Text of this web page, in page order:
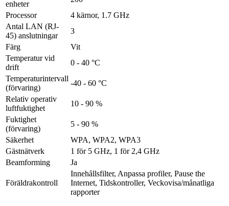
enheter
Processor
4 kärnor, 1.7 GHz
Antal LAN (RJ-
45) anslutningar
3
Färg
Vit
Temperatur vid
drift
0 - 40 °C
Temperaturintervall
(förvaring)
-40 - 60 °C
Relativ operativ
luftfuktighet
10 - 90 %
Fuktighet
(förvaring)
5 - 90 %
Säkerhet
WPA, WPA2, WPA3
Gästnätverk
1 för 5 GHz, 1 för 2,4 GHz
Beamforming
Ja
Föräldrakontroll
Innehållsfilter, Anpassa profiler, Pause the
Internet, Tidskontroller, Veckovisa/månatliga
rapporter